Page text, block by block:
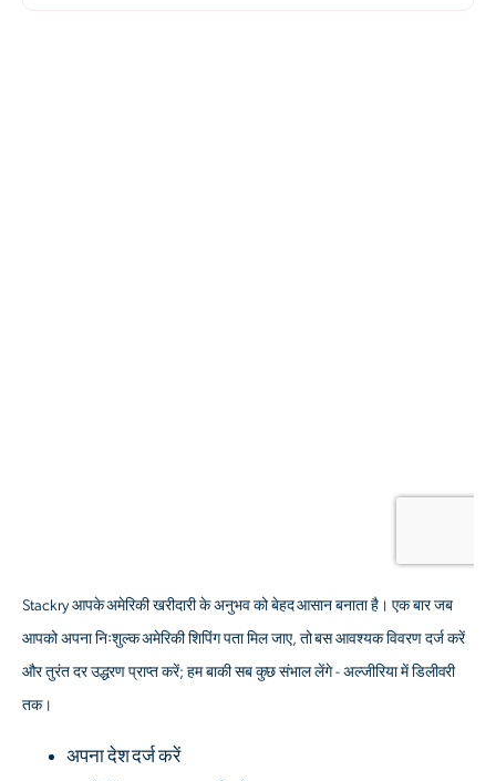
Stackry आपके अमेरिकी खरीदारी के अनुभव को बेहद आसान बनाता है। एक बार जब
आपको अपना निःशुल्क अमेरिकी शिपिंग पता मिल जाए, तो बस आवश्यक विवरण दर्ज करें
और तुरंत दर उद्धरण प्राप्त करें; हम बाकी सब कुछ संभाल लेंगे - अल्जीरिया में डिलीवरी
तक।
अपना देश दर्ज करें